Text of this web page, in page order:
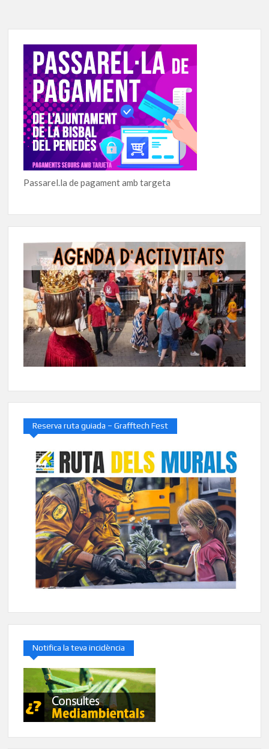
Passarel.la de pagament amb targeta
Reserva ruta guiada – Grafftech Fest
Notifica la teva incidència